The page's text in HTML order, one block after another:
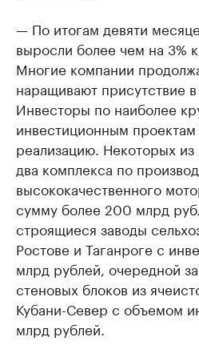
— По итогам девяти
выросли более чем на 3%
Многие компании
наращивают присутствие
Инвесторы по наиболее
инвестиционным
реализацию. Некоторых
два комплекса по
высококачественного
сумму более 200 млрд
строящиеся заводы
Ростове и Таганроге с
млрд рублей, очередной
стеновых блоков из
Кубани-Север с объемом
млрд рублей.